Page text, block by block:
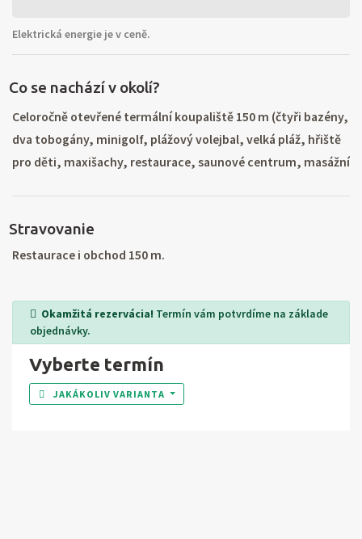
Elektrická energie je v ceně.
Co se nachází v okolí?
Celoročně otevřené termální koupaliště 150 m (čtyři bazény,
dva tobogány, minigolf, plážový volejbal, velká pláž, hřiště
pro děti, maxišachy, restaurace, saunové centrum, masážní
Komárno a další. Okolní města: Dunajská Streda, Komárno,
Nové Zámky, Šaľa. Celodenní výlet do Bratislavy.
Stravovanie
Restaurace i obchod 150 m.
Okamžitá rezervácia! Termín vám potvrdíme na základe
objednávky.
Vyberte termín
JAKÁKOLIV VARIANTA